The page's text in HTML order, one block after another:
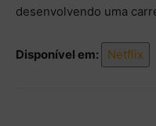
desenvolvendo uma
Disponível em: Netflix